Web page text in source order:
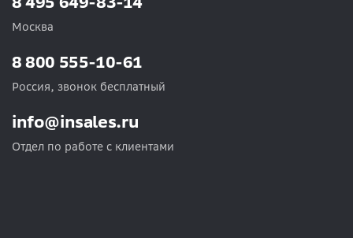
Москва
info@insales.ru
Отдел по работе с клиентами
8 800 555-10-61
Россия, звонок бесплатный